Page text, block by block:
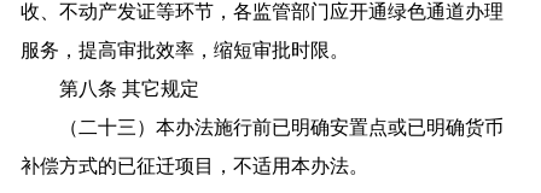
收、不动产发证等环节，各监管部门应开通绿色通道办理
服务，提高审批效率，缩短审批时限。
第八条 其它规定
（二十三）本办法施行前已明确安置点或已明确货币
补偿方式的已征迁项目，不适用本办法。